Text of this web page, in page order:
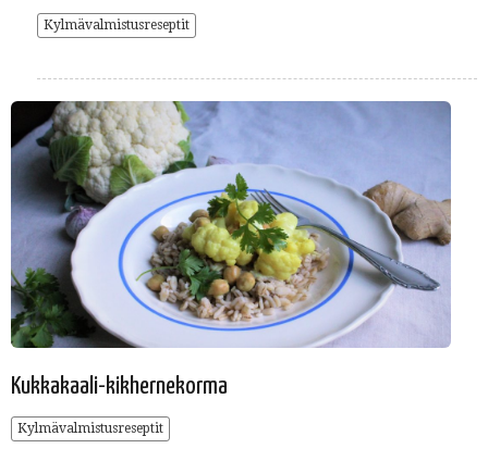
Kylmävalmistusreseptit
Kukkakaali-kikhernekorma
Kylmävalmistusreseptit